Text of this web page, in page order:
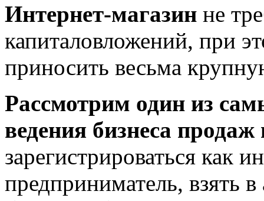
Интернет-магазин не
капиталовложений, при
приносить весьма
Рассмотрим один из
ведения бизнеса продаж
зарегистрироваться как
предприниматель, взять